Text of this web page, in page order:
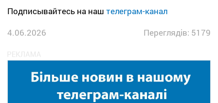
Подписывайтесь на наш телеграм-канал
4.06.2026
Переглядів: 5179